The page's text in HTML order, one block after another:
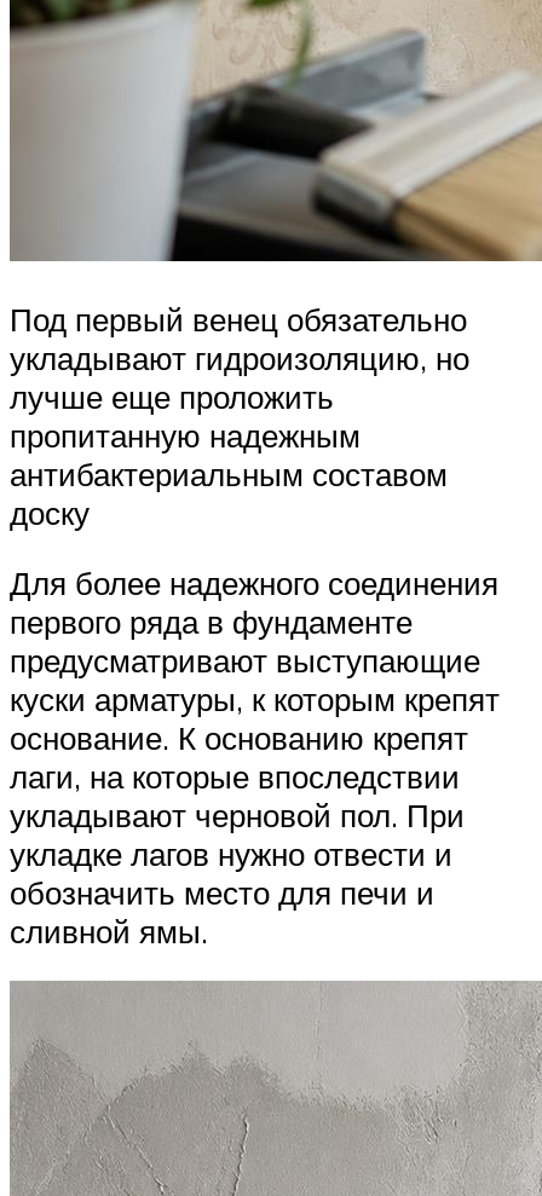
Под первый венец обязательно
укладывают гидроизоляцию, но
лучше еще проложить
пропитанную надежным
антибактериальным составом
доску
Для более надежного соединения
первого ряда в фундаменте
предусматривают выступающие
куски арматуры, к которым крепят
основание. К основанию крепят
лаги, на которые впоследствии
укладывают черновой пол. При
укладке лагов нужно отвести и
обозначить место для печи и
сливной ямы.